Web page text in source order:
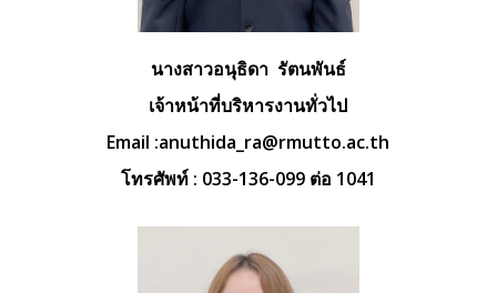
นางสาวอนุธิดา รัตนพันธ์
เจ้าหน้าที่บริหารงานทั่วไป
Email :anuthida_ra@rmutto.ac.th
โทรศัพท์ : 033-136-099 ต่อ 1041